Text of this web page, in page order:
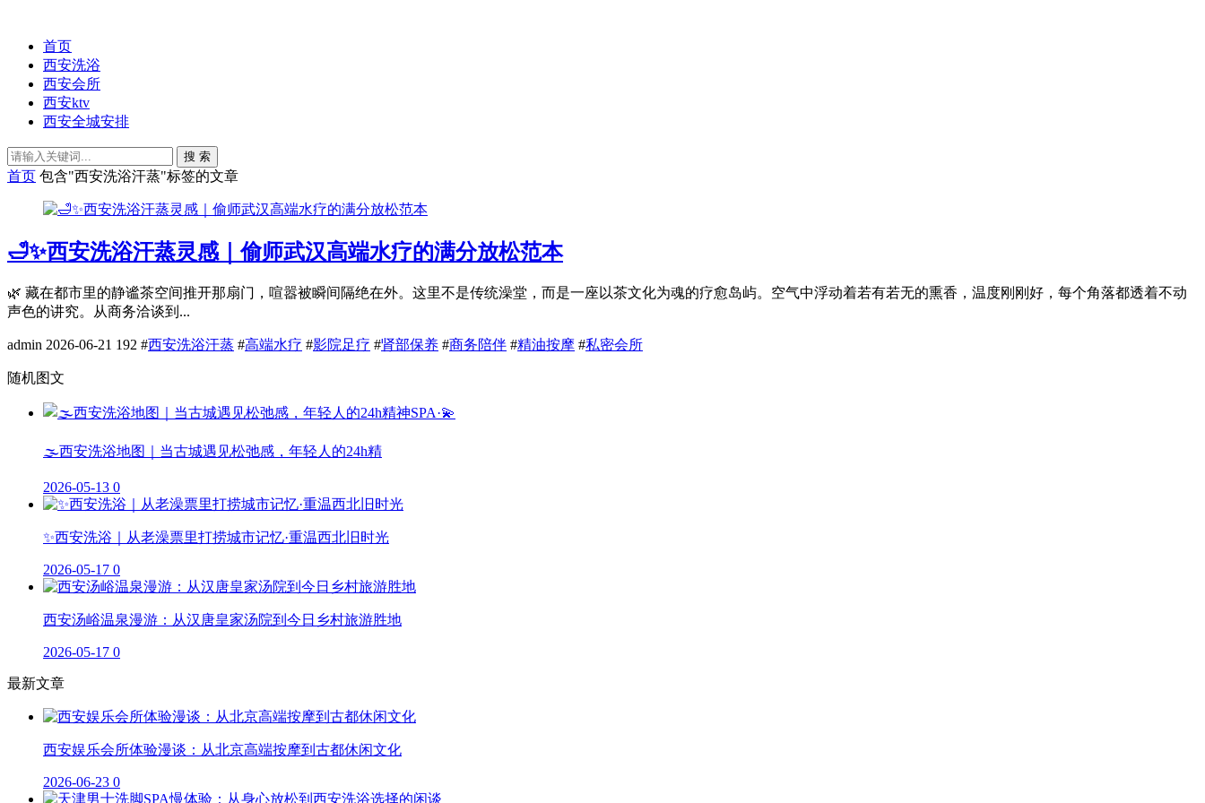
首页
西安洗浴
西安会所
西安ktv
西安全城安排
搜 索
首页 包含"西安洗浴汗蒸"标签的文章
🛁✨西安洗浴汗蒸灵感｜偷师武汉高端水疗的满分放松范本
🌿 藏在都市里的静谧茶空间推开那扇门，喧嚣被瞬间隔绝在外。这里不是传统澡堂，而是一座以茶文化为魂的疗愈岛屿。空气中浮动着若有若无的熏香，温度刚刚好，每个角落都透着不动
声色的讲究。从商务洽谈到...
admin 2026-06-21 192 #西安洗浴汗蒸 #高端水疗 #影院足疗 #肾部保养 #商务陪伴 #精油按摩 #私密会所
随机图文
🌫️西安洗浴地图｜当古城遇见松弛感，年轻人的24h精
2026-05-13 0
✨西安洗浴｜从老澡票里打捞城市记忆·重温西北旧时光
2026-05-17 0
西安汤峪温泉漫游：从汉唐皇家汤院到今日乡村旅游胜地
2026-05-17 0
最新文章
西安娱乐会所体验漫谈：从北京高端按摩到古都休闲文化
2026-06-23 0